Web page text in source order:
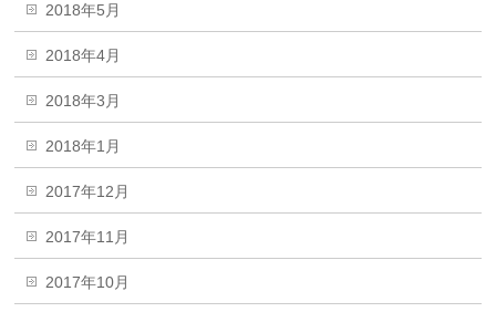
2018年5月
2018年4月
2018年3月
2018年1月
2017年12月
2017年11月
2017年10月